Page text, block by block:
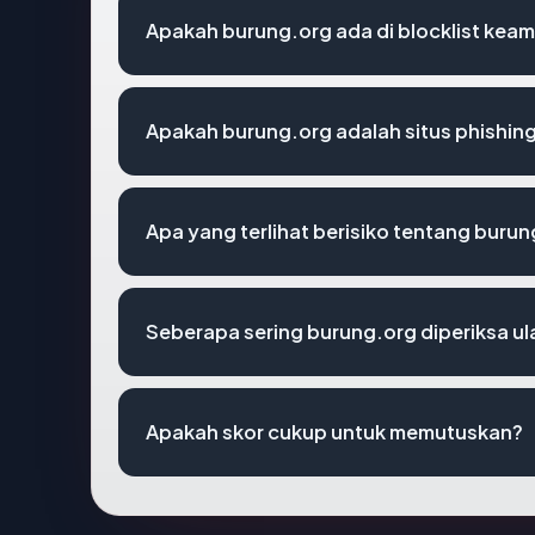
Apakah burung.org ada di blocklist
Apakah burung.org adalah situs
Apa yang terlihat berisiko tentang
Seberapa sering burung.org diperiksa
Apakah skor cukup untuk memutuskan?